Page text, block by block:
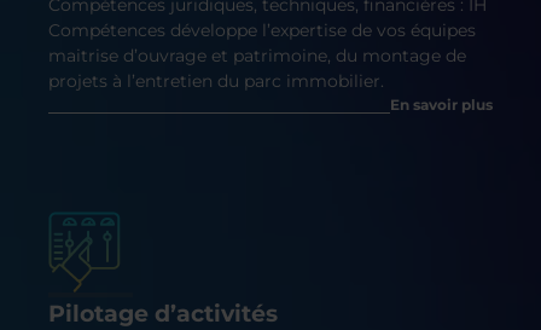
Compétences juridiques, techniques, financières : IH
Compétences développe l’expertise de vos équipes
maitrise d’ouvrage et patrimoine, du montage de
projets à l’entretien du parc immobilier.
En savoir plus
Pilotage d’activités